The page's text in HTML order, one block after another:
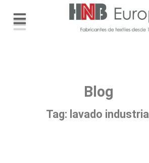
Blog
Tag: lavado industrial